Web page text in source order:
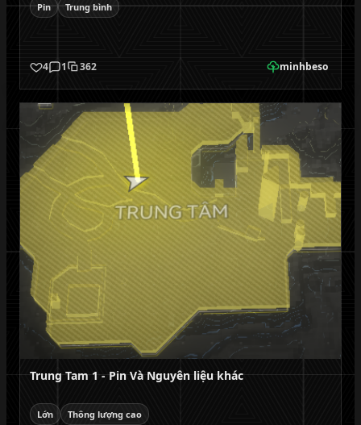
Pin Trung bình
4 1 362 minhbeso
Trung Tam 1 - Pin Và Nguyên liệu khác
Lớn Thông lượng cao